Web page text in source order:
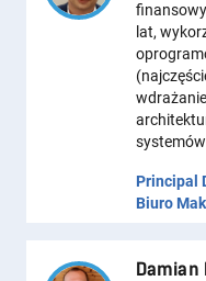
lat,
Principal
Biuro
Damian